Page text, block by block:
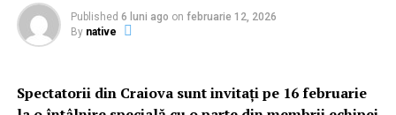
Published 6 luni ago on februarie 12, 2026
By native
Spectatorii din Craiova sunt invitați pe 16 februarie